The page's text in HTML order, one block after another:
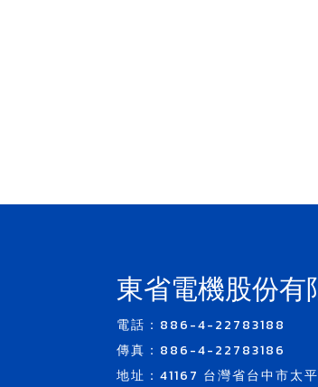
東省電機股份有
電話：886-4-22783188
傳真：886-4-22783186
地址：41167 台灣省台中市太